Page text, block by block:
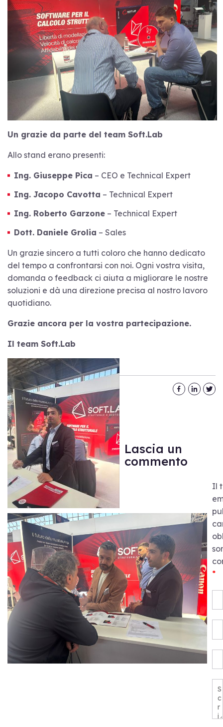
Un grazie da parte del team Soft.Lab
Allo stand erano presenti:
Ing. Giuseppe Pica – CEO e Technical Expert
Ing. Jacopo Cavotta – Technical Expert
Ing. Roberto Garzone – Technical Expert
Dott. Daniele Grolia – Sales
Un grazie sincero a tutti coloro che hanno dedicato
del tempo a confrontarsi con noi. Ogni vostra visita,
domanda o feedback ci aiuta a migliorare le nostre
soluzioni e dà una direzione precisa al nostro lavoro
quotidiano.
Grazie ancora per la vostra partecipazione.
Il team Soft.Lab
Lascia un
commento
Il
*